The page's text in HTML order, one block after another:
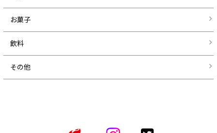
お菓子
飲料
その他